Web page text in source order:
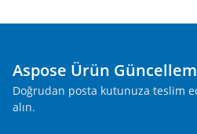
Aspose Ürün
Doğrudan posta kutunuza teslim
alın.